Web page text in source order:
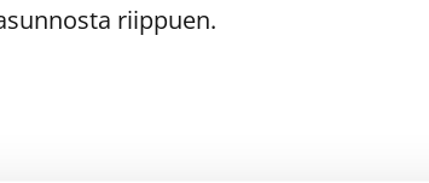
riippuen.